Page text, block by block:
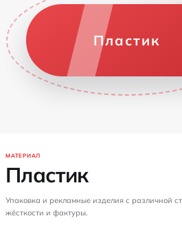
Пластик
МАТЕРИАЛ
Пластик
Упаковка и рекламные изделия с различной
жёсткости и фактуры.